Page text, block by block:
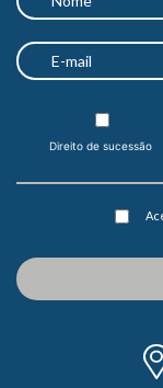
Direito de sucessão